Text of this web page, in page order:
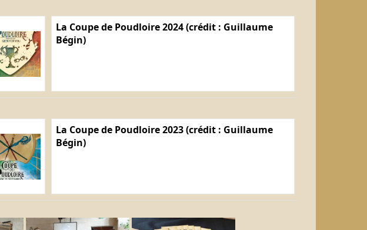
La Coupe de Poudloire 2024 (crédit : Guillaume
Bégin)
La Coupe de Poudloire 2023 (crédit : Guillaume
Bégin)